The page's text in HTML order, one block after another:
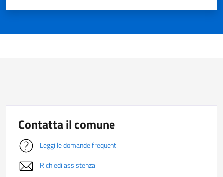
Contatta il comune
Leggi le domande frequenti
Richiedi assistenza